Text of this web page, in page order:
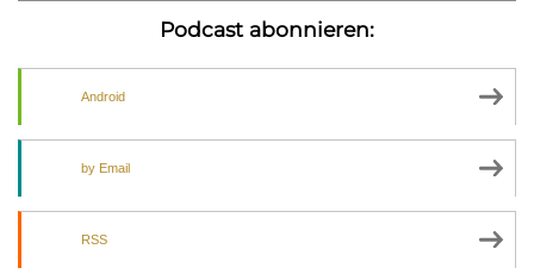
Podcast abonnieren:
Android
by Email
RSS